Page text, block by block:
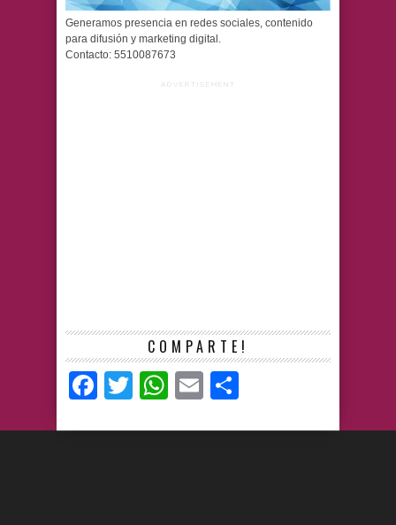
Generamos presencia en redes sociales, contenido
para difusión y marketing digital.
Contacto: 5510087673
ADVERTISEMENT
COMPARTE!
Facebook
TwitterWhatsApp
Email